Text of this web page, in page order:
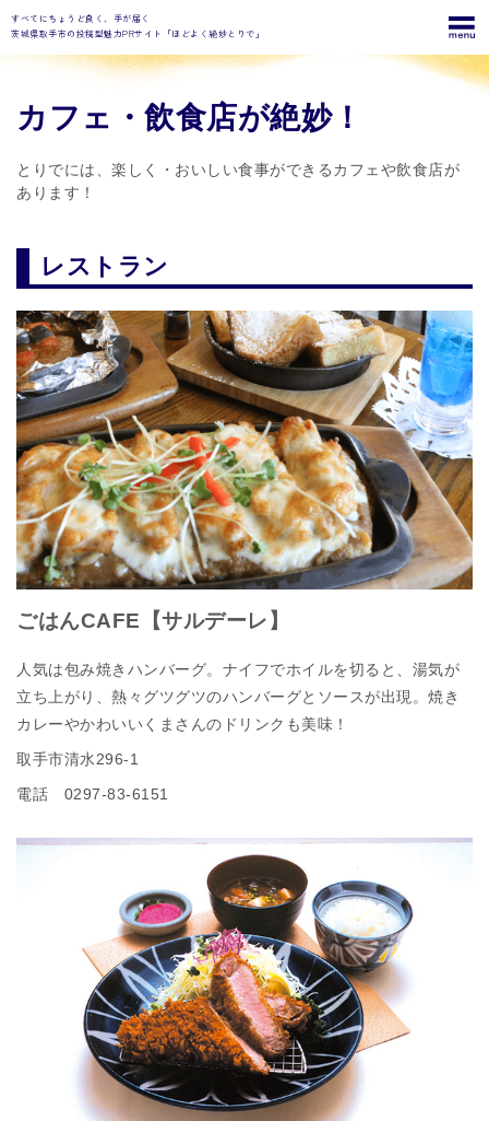
すべてにちょうど良く、手が届く
茨城県取手市の投稿型魅力PRサイト「ほどよく絶妙とりで」
カフェ・飲食店が絶妙！
とりでには、楽しく・おいしい食事ができるカフェや飲食店が
あります！
レストラン
ごはんCAFE【サルデーレ】
人気は包み焼きハンバーグ。ナイフでホイルを切ると、湯気が
立ち上がり、熱々グツグツのハンバーグとソースが出現。焼き
カレーやかわいいくまさんのドリンクも美味！
取手市清水296-1
電話 0297-83-6151